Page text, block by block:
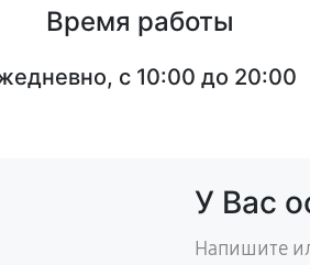
Время работы
с 10:00 до 20:00
У Вас
Напишите